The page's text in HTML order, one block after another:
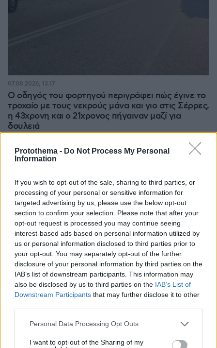
Protothema - Do Not Process My Personal
Information
If you wish to opt-out of the sale, sharing to third parties, or
processing of your personal or sensitive information for
targeted advertising by us, please use the below opt-out
section to confirm your selection. Please note that after your
opt-out request is processed you may continue seeing
interest-based ads based on personal information utilized by
us or personal information disclosed to third parties prior to
your opt-out. You may separately opt-out of the further
disclosure of your personal information by third parties on the
IAB’s list of downstream participants. This information may
also be disclosed by us to third parties on the IAB’s List of
Downstream Participants that may further disclose it to other
Please note that this website/app uses one or more Google
not limited to your visit or usage behaviour. You may click to
Personal Data Processing Opt Outs
I want to opt-out of the Sharing of my
Ο οδηγός του φορτηγού περιγράφει πώς έγινε το
τροχαίο με τους νεκρούς μάνα και γιο στις Σέρρες,
η 43χρονη και ο 21χρονος πήγαιναν μαζί για
δουλειά
07.08.2026, 13:17